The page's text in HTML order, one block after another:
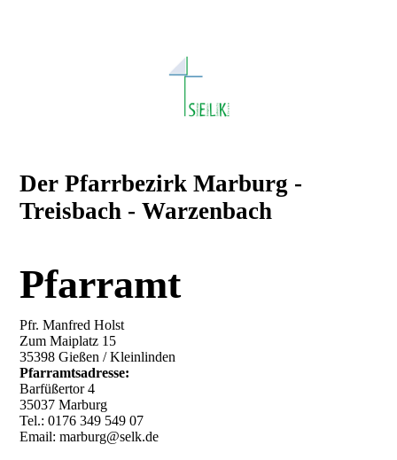
Der Pfarrbezirk Marburg -
Treisbach - Warzenbach
Pfarramt
Pfr. Manfred Holst
Zum Maiplatz 15
35398 Gießen / Kleinlinden
Pfarramtsadresse:
Barfüßertor 4
35037 Marburg
Tel.: 0176 349 549 07
Email: marburg@selk.de